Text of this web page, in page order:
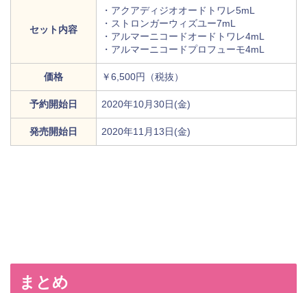
セット内容
・アクアディジオオードトワレ5mL
・ストロンガーウィズユー7mL
・アルマーニコードオードトワレ4mL
・アルマーニコードプロフューモ4mL
価格 ￥6,500円（税抜）
予約開始日 2020年10月30日(金)
発売開始日 2020年11月13日(金)
まとめ